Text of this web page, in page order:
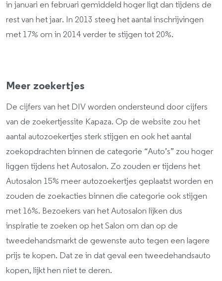
in januari en februari gemiddeld hoger ligt dan tijdens de
rest van het jaar. In 2013 steeg het aantal inschrijvingen
met 17% om in 2014 verder te stijgen tot 20%.
Meer zoekertjes
De cijfers van het DIV worden ondersteund door cijfers
van de zoekertjessite Kapaza. Op de website zou het
aantal autozoekertjes sterk stijgen en ook het aantal
zoekopdrachten binnen de categorie “Auto’s” zou hoger
liggen tijdens het Autosalon. Zo zouden er tijdens het
Autosalon 15% meer autozoekertjes geplaatst worden en
zouden de zoekacties binnen die categorie ook stijgen
met 16%. Bezoekers van het Autosalon lijken dus
inspiratie te zoeken op het Salon om dan op de
tweedehandsmarkt de gewenste auto tegen een lagere
prijs te kopen. Dat ze in dat geval een tweedehandsauto
kopen, lijkt hen niet te deren.